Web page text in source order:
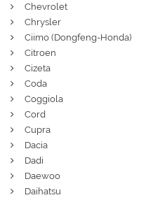
Chevrolet
Chrysler
Ciimo (Dongfeng-Honda)
Citroen
Cizeta
Coda
Coggiola
Cord
Cupra
Dacia
Dadi
Daewoo
Daihatsu